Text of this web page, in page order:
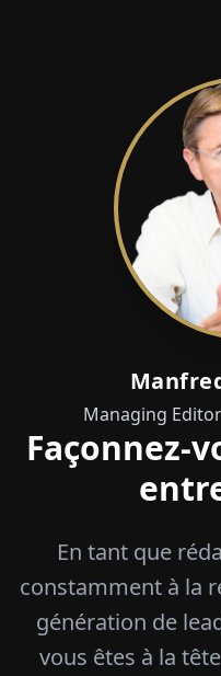
Managing
Façonnez-
En tant que
constamment à la
génération de
vous êtes à la